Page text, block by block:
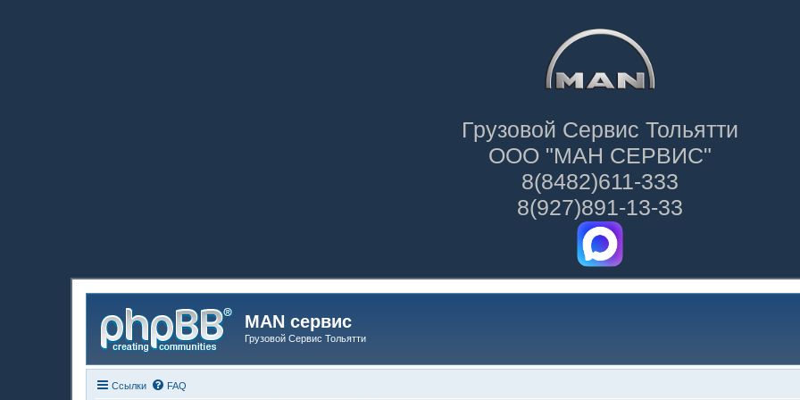
Грузовой Сервис Тольятти
ООО "МАН СЕРВИС"
8(8482)611-333
8(927)891-13-33
MAN сервис
Грузовой Сервис Тольятти
Ссылки FAQ